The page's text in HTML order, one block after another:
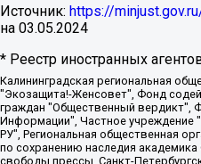
Источник: https://
на 03.05.2024
* Реестр иностранных
Калининградская региональная общественная организация "Экозащита!-Женсовет", Фонд содействия защите прав и свобод граждан "Общественный вердикт", Фонд "Институт Развития Свободы Информации", Частное учреждение "Информационное агентство МЕМО. РУ", Региональная общественная организация "Общественная комиссия по сохранению наследия академика Сахарова", Фонд поддержки свободы прессы, Санкт-Петербургская общественная правозащитная организация "Гражданский контроль", Межрегиональная общественная организация "Информационно-просветительский центр "Мемориал", Региональный Фонд "Центр Защиты Прав Средств Массовой Информации", с 05.12.2023 Фонд "Центр Защиты Прав Средств массовой информации", Региональная общественная благотворительная организация помощи беженцам и мигрантам "Гражданское содействие", Негосударственное образовательное учреждение дополнительного профессионального образования (повышение квалификации) специалистов "АКАДЕМИЯ ПО ПРАВАМ ЧЕЛОВЕКА", Свердловская региональная общественная организация "Сутяжник", Автономная некоммерческая организация "Центр независимых социологических исследований", Союз общественных объединений "Российский исследовательский центр по правам человека", Региональное общественное учреждение научно-информационный центр "МЕМОРИАЛ", Некоммерческая организация "Фонд защиты гласности", Автономная некоммерческая организация "Институт прав человека", Городская общественная организация "Екатеринбургское общество "МЕМОРИАЛ", Городская общественная организация "Рязанское историко-просветительское и правозащитное общество "Мемориал" (Рязанский Мемориал), Челябинский региональный орган общественной самодеятельности – женское общественное объединение "Женщины Евразии", Челябинский региональный орган общественной самодеятельности "Уральская правозащитная группа", Фонд содействия защите здоровья и социальной справедливости имени Андрея Рылькова, Автономная Некоммерческая Организация "Аналитический Центр Юрия Левады", Автономная некоммерческая организация социальной поддержки населения "Проект Апрель", Региональная общественная организация помощи женщинам и детям, находящимся в кризисной ситуации "Информационно-методический центр "Анна", Фонд содействия развитию массовых коммуникаций и правовому просвещению "Так-так-Так", Фонд содействия устойчивому развитию "Серебряная тайга", Свердловский региональный общественный фонд социальных проектов "Новое время", "Idel.Реалии", Кавказ.Реалии, Крым.Реалии, Телеканал Настоящее Время, Татаро-башкирская служба Радио Свобода (Azatliq Radiosi), Радио Свободная Европа/Радио Свобода (PCE/PC), "Сибирь.Реалии", "Фактограф", Благотворительный фонд помощи осужденным и их семьям, Автономная некоммерческая организация "Институт глобализации и социальных движений", Фонд "В защиту прав заключенных", Частное учреждение "Центр поддержки и содействия развитию средств массовой информации", Пензенский региональный общественный благотворительный фонд "Гражданский союз", "Север.Реалии", Некоммерческая организация Фонд "Правовая инициатива", Общество с ограниченной ответственностью "Радио Свободная Европа/Радио Свобода", Чешское информационное агентство "MEDIUM-ORIENT", Красноярская региональная общественная организация "Мы против СПИДа", Камалягин Денис Николаевич, Маркелов Сергей Евгеньевич, Пономарев Лев Александрович, Савицкая Людмила Алексеевна, Автономная некоммерческая организация "Центр по работе с проблемой насилия "НАСИЛИЮ.НЕТ", Межрегиональный профессиональный союз работников здравоохранения "Альянс врачей", Юридическое лицо, зарегистрированное в Латвийской Республике, SIA "Medusa Project" (регистрационный номер 40103797863, дата регистрации 10.06.2014), Некоммерческая организация "Фонд по борьбе с коррупцией", Автономная некоммерческая организация "Институт права и публичной политики", Баданин Роман Сергеевич, Гликин Максим Александрович, Железнова Мария Михайловна, Лукьянова Юлия Сергеевна, Маетная Елизавета Витальевна, Маняхин Петр Борисович, Чуракова Ольга Владимировна, Ярош Юлия Петровна, Юридическое лицо "The Insider SIA", зарегистрированное в Риге, Латвийская Республика (дата регистрации 26.06.2015), являющееся администратором доменного имени интернет-издания "The Insider SIA", https://theins.ru, Постернак Алексей Евгеньевич, Рубин Михаил Аркадьевич, Анин Роман Александрович, Юридическое лицо Istories fonds, зарегистрированное в Латвийской Республике (регистрационный номер 50008295751, дата регистрации 24.02.2020), Великовский Дмитрий Александрович, Долинина Ирина Николаевна, Мароховская Алеся Алексеевна, Шлейнов Роман Юрьевич, Шмагун Олеся Валентиновна, Общество с ограниченной ответственностью "Альтаир 2021", Общество с ограниченной ответственностью "Вега 2021", Общество с ограниченной ответственностью "Главный редактор 2021", Общество с ограниченной ответственностью "Ромашки монолит", Важенков Артем Валерьевич, Ивановская областная общественная организация "Центр гендерных исследований", Гурман Юрий Альбертович, Медиапроект "ОВД-Инфо", Егоров Владимир Владимирович, Жилинский Владимир Александрович, Общество с ограниченной ответственностью "ЗП", Иванова София Юрьевна, Карезина Инна Павловна, Кильтау Екатерина Викторовна, Петров Алексей Викторович, Пискунов Сергей Евгеньевич, Смирнов Сергей Сергеевич, Тихонов Михаил Сергеевич, Общество с ограниченной ответственностью "ЖУРНАЛИСТ-ИНОСТРАННЫЙ АГЕНТ", Арапова Галина Юрьевна, Вольтская Татьяна Анатольевна, Американская компания "Mason G.E.S. Anonymous Foundation" (США), являющаяся владельцем интернет-издания https://mnews.world/, Компания "Stichting Bellingcat", зарегистрированная в Нидерландах (дата регистрации 11.07.2018), Захаров Андрей Вячеславович, Клепиковская Екатерина Дмитриевна, Общество с ограниченной ответственностью "МЕМО", Перл Роман Александрович, Симонов Евгений Алексеевич, Соловьева Елена Анатольевна, Сотников Даниил Владимирович, Сурначева Елизавета Дмитриевна, Автономная некоммерческая организация по защите прав человека и информированию населения "Якутия – Наше Мнение", Общество с ограниченной ответственностью "Москоу диджитал медиа", с